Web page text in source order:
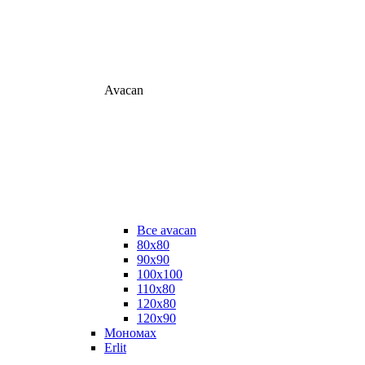
Avacan
Все avacan
80х80
90х90
100х100
110х80
120х80
120х90
Мономах
Erlit